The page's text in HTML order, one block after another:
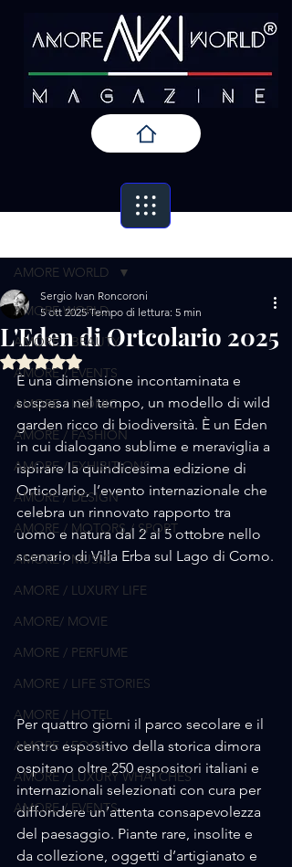
AMORE WORLD
AMORE / BEAUTY
AMORE / EVENTS
AMORE / ICONIC
AMORE / FASHION
AMORE / EXHIBITIONS
AMORE / DESIGN
AMORE / MOTORS / SPORT
AMORE / MUSIC
AMORE / LUXURY LIFE
AMORE/ MOVIE
AMORE / PERFUME
AMORE / LIFE STORIES
AMORE / HOTEL
AMORE / FOOD
AMORE / LUXURY WHATCHES
AMORE / EVENTS
AMORE WORLD
L'Eden di Ortcolario 2025
Sergio Ivan Roncoroni
5 ott 2025 Tempo di lettura: 5 min
Valutazione NaN stelle su 5.
È una dimensione incontaminata e
sospesa nel tempo, un modello di wild
garden ricco di biodiversità. È un Eden
in cui dialogano sublime e meraviglia a
ispirare la quindicesima edizione di
Orticolario, l’evento internazionale che
celebra un rinnovato rapporto tra
uomo e natura dal 2 al 5 ottobre nello
scenario di Villa Erba sul Lago di Como.
Per quattro giorni il parco secolare e il
centro espositivo della storica dimora
ospitano oltre 250 espositori italiani e
internazionali selezionati con cura per
diffondere un’attenta consapevolezza
del paesaggio. Piante rare, insolite e
da collezione, oggetti d’artigianato e